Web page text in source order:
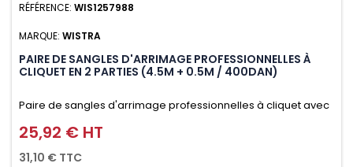
RÉFÉRENCE: WIS1257988
MARQUE: WISTRA
PAIRE DE SANGLES D'ARRIMAGE PROFESSIONNELLES À
CLIQUET EN 2 PARTIES (4.5M + 0.5M / 400DAN)
Paire de sangles d'arrimage professionnelles à cliquet avec
crochet en 2 parties (4.5M + 0.5M / 400daN), simple et rapide
d'utilisation. Permet d'arrimer et de sécuriser
Prix
25,92 € HT
31,10 € TTC